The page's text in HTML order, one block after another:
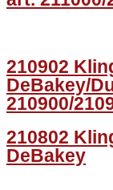
210902
DeBakey/
210900/
210802
DeBakey